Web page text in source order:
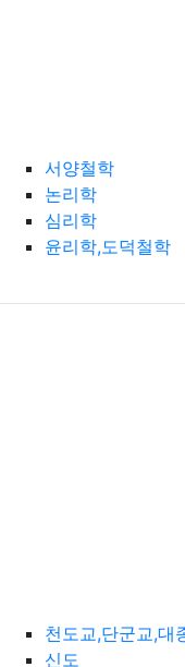
서양철학
논리학
심리학
윤리학,도덕철학
천도교,단군교,대
신도